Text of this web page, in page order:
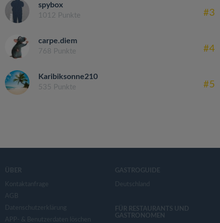
spybox
1012 Punkte #3
carpe.diem
768 Punkte #4
Karibiksonne210
535 Punkte #5
ÜBER
Kontaktanfrage
AGB
Datenschutzerklärung
APP- & Benutzerdaten löschen
GASTROGUIDE
Deutschland
FÜR RESTAURANTS UND
GASTRONOMEN